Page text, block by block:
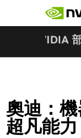
NVIDIA
奧迪：
超凡能力